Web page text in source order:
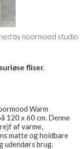
by noormood studio
fliser.
Warm
120 x 60 cm. Denne
af varme,
matte og holdbare
udendørs brug.